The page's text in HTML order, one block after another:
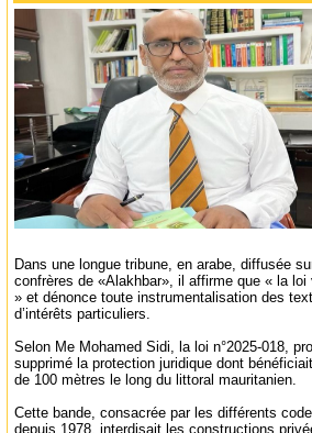
Dans une longue tribune, en arabe, diffusée
confrères de «Alakhbar», il affirme que « la loi
» et dénonce toute instrumentalisation des
d’intérêts particuliers.
Selon Me Mohamed Sidi, la loi n°2025-018,
supprimé la protection juridique dont
de 100 mètres le long du littoral mauritanien.
Cette bande, consacrée par les différents
depuis 1978, interdisait les constructions